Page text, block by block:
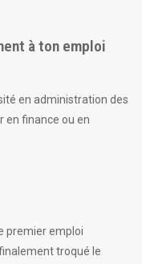
à ton emploi
en administration des
en finance ou en
premier emploi
troqué le